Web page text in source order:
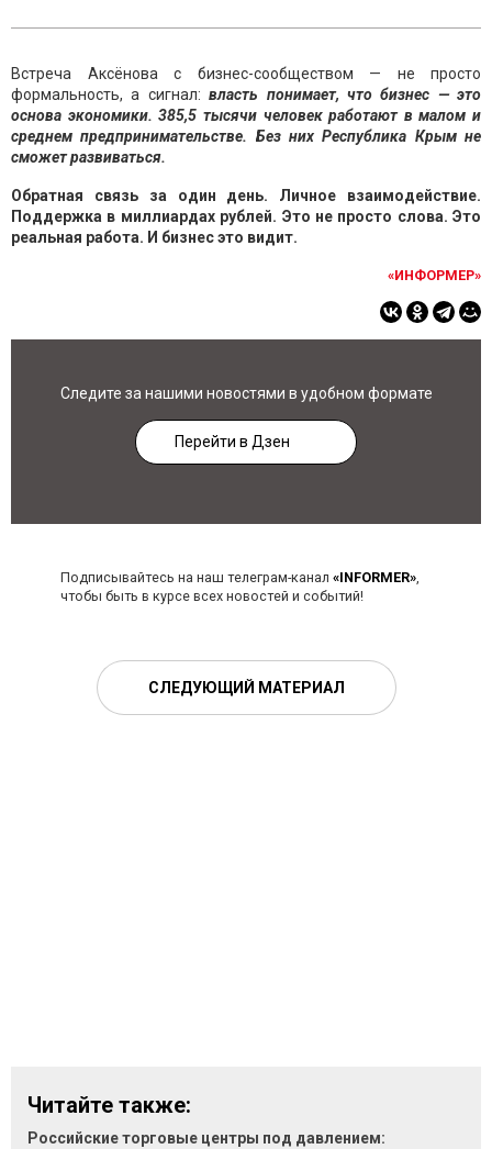
Встреча Аксёнова с бизнес-сообществом — не просто
формальность, а сигнал:власть понимает, что бизнес — это
основа экономики. 385,5 тысячи человек работают в малом и
среднем предпринимательстве. Без них Республика Крым не
сможет развиваться.
Обратная связь за один день. Личное взаимодействие.
Поддержка в миллиардах рублей. Это не просто слова. Это
реальная работа. И бизнес это видит.
«ИНФОРМЕР»
Следите за нашими новостями в удобном формате
Перейти в Дзен
Подписывайтесь на наш телеграм-канал «INFORMER»,
чтобы быть в курсе всех новостей и событий!
СЛЕДУЮЩИЙ МАТЕРИАЛ
Читайте также:
Российские торговые центры под давлением: